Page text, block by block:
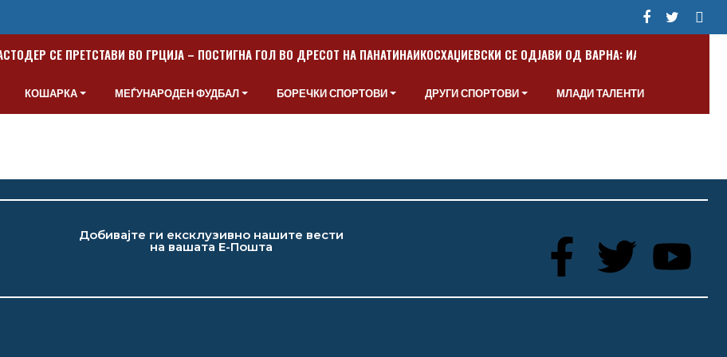
СЕ ПРЕТСТАВИ ВО ГРЦИЈА – ПОСТИГНА ГОЛ ВО ДРЕСОТ НА ПАНАТИНАИКОСХАЏИЕВСКИ СЕ ОДЈАВИ ОД ВАРНА: ИАКО СУМ
КОШАРКА МЕЃУНАРОДЕН ФУДБАЛ БОРЕЧКИ СПОРТОВИ ДРУГИ СПОРТОВИ МЛАДИ ТАЛЕНТИ
Добивајте ги ексклузивно нашите вести
на вашата Е-Пошта